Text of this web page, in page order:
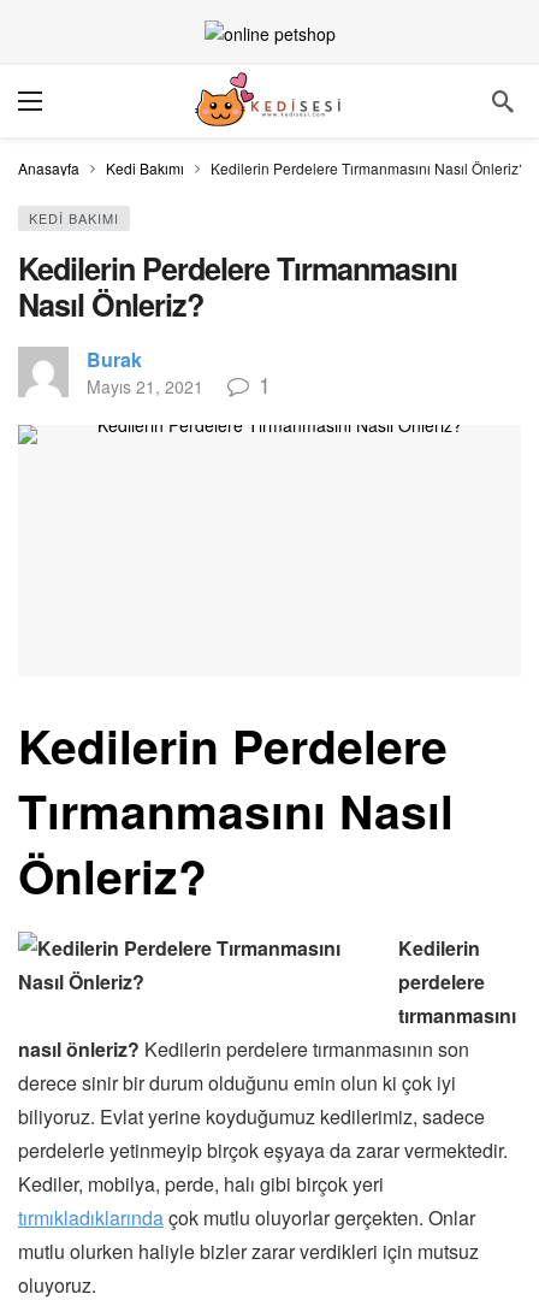
Anasayfa Kedi Bakımı Kedilerin Perdelere Tırmanmasını Nasıl Önleriz?
KEDI BAKIMI
Kedilerin Perdelere Tırmanmasını
Nasıl Önleriz?
Burak
Mayıs 21, 2021 1
Kedilerin Perdelere
Tırmanmasını Nasıl
Önleriz?
Kedilerin
perdelere
tırmanmasını
nasıl önleriz? Kedilerin perdelere tırmanmasının son
derece sinir bir durum olduğunu emin olun ki çok iyi
biliyoruz. Evlat yerine koyduğumuz kedilerimiz, sadece
perdelerle yetinmeyip birçok eşyaya da zarar vermektedir.
Kediler, mobilya, perde, halı gibi birçok yeri
tırmıkladıklarındaçok mutlu oluyorlar gerçekten. Onlar
mutlu olurken haliyle bizler zarar verdikleri için mutsuz
oluyoruz.